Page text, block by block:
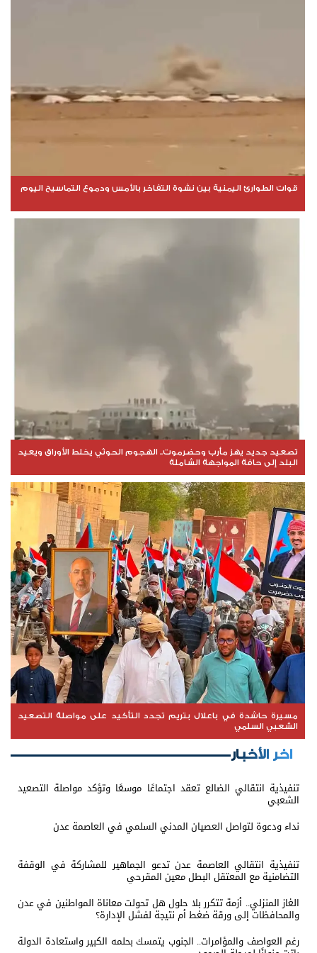
قوات الطوارئ اليمنية بين نشوة التفاخر بالأمس ودموع التماسيح اليوم
تصعيد جديد يهز مأرب وحضرموت.. الهجوم الحوثي يخلط الأوراق ويعيد
البلد إلى حافة المواجهة الشاملة
مسيرة حاشدة في باعلال بتريم تجدد التأكيد على مواصلة التصعيد
الشعبي السلمي
اخر الأخبار
تنفيذية انتقالي الضالع تعقد اجتماعًا موسعًا وتؤكد مواصلة التصعيد
الشعبي
نداء ودعوة لتواصل العصيان المدني السلمي في العاصمة عدن
تنفيذية انتقالي العاصمة عدن تدعو الجماهير للمشاركة في الوقفة
التضامنية مع المعتقل البطل معين المقرحي
الغاز المنزلي.. أزمة تتكرر بلا حلول هل تحولت معاناة المواطنين في عدن
والمحافظات إلى ورقة ضغط أم نتيجة لفشل الإدارة؟
رغم العواصف والمؤامرات.. الجنوب يتمسك بحلمه الكبير واستعادة الدولة